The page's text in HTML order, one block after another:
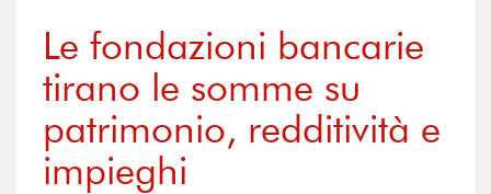
Le fondazioni bancarie
tirano le somme su
patrimonio, redditività e
impieghi